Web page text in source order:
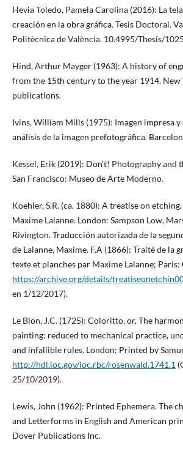
Hevia Toledo, Pamela Carolina (2016): La
creación en la obra gráfica. Tesis Doctoral.
Politècnica de València. 10.4995/Thesis/
Hind, Arthur Mayger (1963): A history of
from the 15th century to the year 1914. New
publications.
Ivins, William Mills (1975): Imagen impresa
análisis de la imagen prefotográfica.
Kessel, Erik (2019): Don’t! Photography and
San Francisco: Museo de Arte Moderno.
Koehler, S.R. (ca. 1880): A treatise on
Maxime Lalanne. London: Sampson Low,
Rivington. Traducción autorizada de la
de Lalanne, Maxime. F.A (1866): Traité de la
texte et planches par Maxime Lalanne;
https://archive.org/details/
en 1/12/2017).
Le Blon, J.C. (1725): Coloritto, or, The
painting: reduced to mechanical practice,
and infallible rules. London: Printed by
http://hdl.loc.gov/loc.rbc/rosenwald.1741.1
25/10/2019).
Lewis, John (1962): Printed Ephemera. The
and Letterforms in English and American
Dover Publications Inc.